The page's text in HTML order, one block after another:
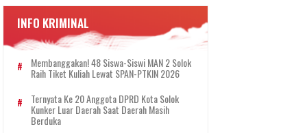
INFO KRIMINAL
Membanggakan! 48 Siswa-Siswi MAN 2 Solok
Raih Tiket Kuliah Lewat SPAN-PTKIN 2026
Ternyata Ke 20 Anggota DPRD Kota Solok
Kunker Luar Daerah Saat Daerah Masih
Berduka